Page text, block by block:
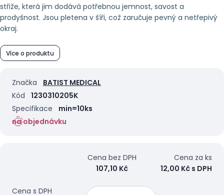
střiže, která jim dodává potřebnou jemnost, savost a
prodyšnost. Jsou pletena v šíři, což zaručuje pevný a netřepivý
okraj.
Více o produktu
Značka
BATIST MEDICAL
Kód
1230310205K
Specifikace
min=10ks
na objednávku
Cena s DPH
Cena za ks
12,00 Kč s DPH
Cena bez DPH
107,10 Kč